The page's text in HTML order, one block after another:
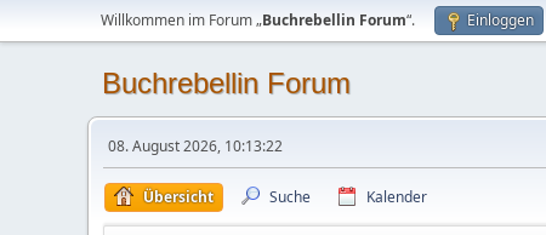
Willkommen im Forum „Buchrebellin Forum“. Einloggen
Buchrebellin Forum
08. August 2026, 10:13:22
Übersicht Suche Kalender